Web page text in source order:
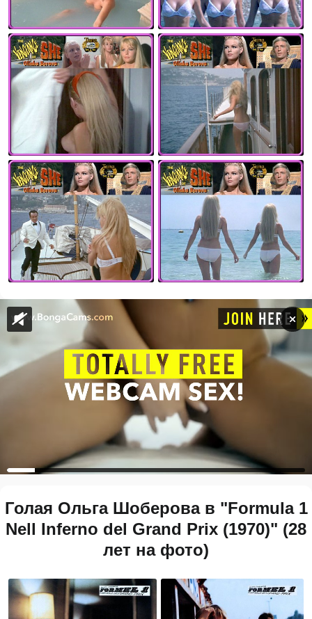
Голая Ольга Шоберова в "Formula 1
Nell Inferno del Grand Prix (1970)" (28
лет на фото)